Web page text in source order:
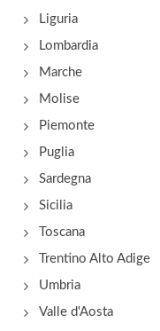
Liguria
Lombardia
Marche
Molise
Piemonte
Puglia
Sardegna
Sicilia
Toscana
Trentino Alto Adige
Umbria
Valle d'Aosta